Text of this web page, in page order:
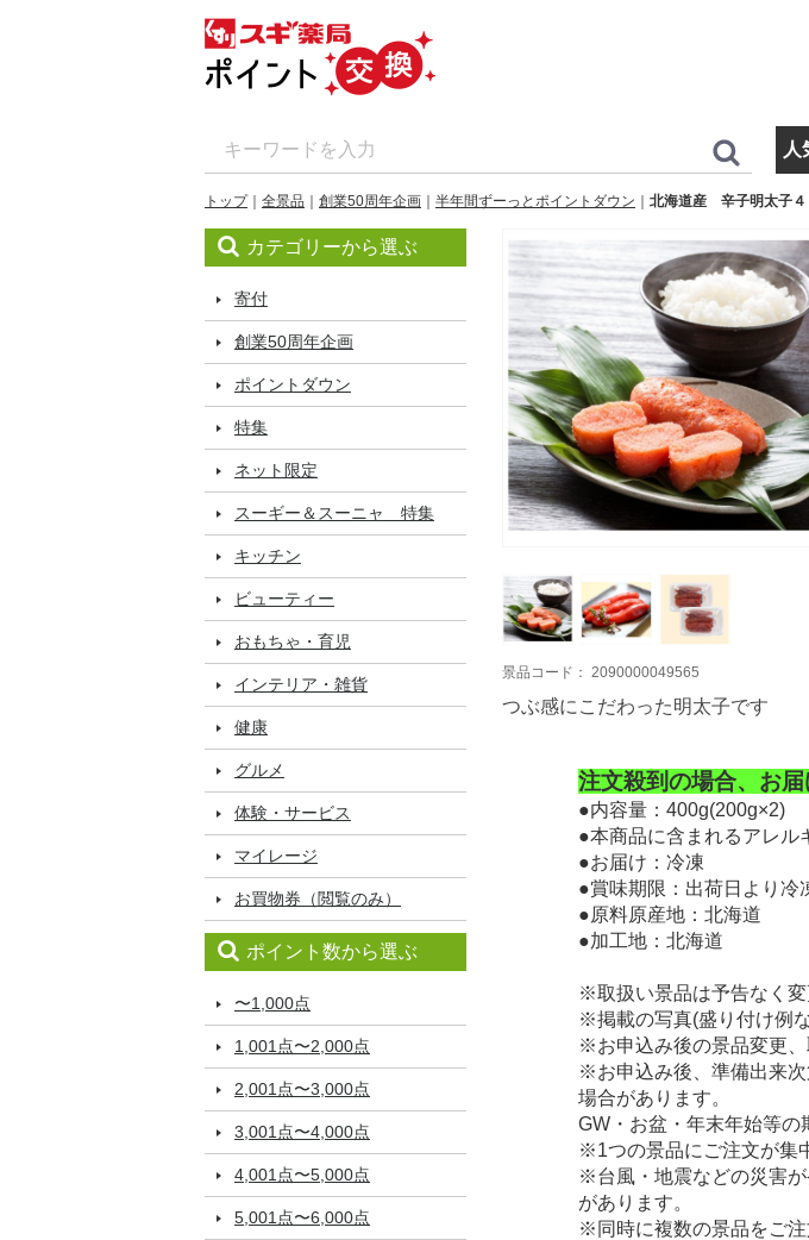
人
トップ 全景品 創業50周年企画 半年間ずーっとポイントダウン 北海道産 辛子明太子４
カテゴリーから選ぶ
寄付
創業50周年企画
ポイントダウン
特集
ネット限定
スーギー＆スーニャ 特集
キッチン
ビューティー
おもちゃ・育児
インテリア・雑貨
健康
グルメ
体験・サービス
マイレージ
お買物券（閲覧のみ）
ポイント数から選ぶ
〜1,000点
1,001点〜2,000点
2,001点〜3,000点
3,001点〜4,000点
4,001点〜5,000点
5,001点〜6,000点
景品コード： 2090000049565
つぶ感にこだわった明太子です
注文殺到の場合、お
●内容量：400g(200g×2)
●本商品に含まれるアレル
●お届け：冷凍
●賞味期限：出荷日より冷
●原料原産地：北海道
●加工地：北海道
※取扱い景品は予告なく変
※掲載の写真(盛り付け例
※お申込み後の景品変更、
※お申込み後、準備出来
場合があります。
GW・お盆・年末年始等の
※1つの景品にご注文が集
※台風・地震などの災害
があります。
※同時に複数の景品をご注